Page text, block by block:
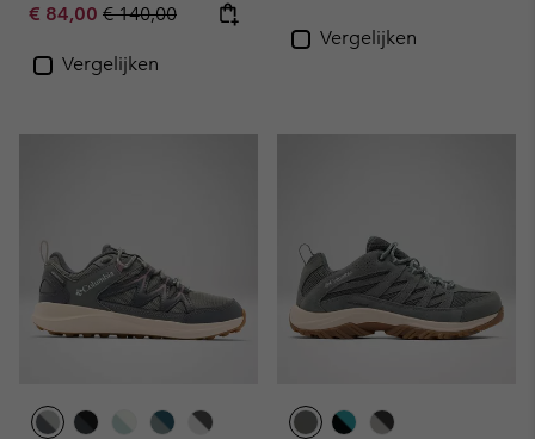
Sale price:
€ 84,00 Regular price:
€ 140,00
Vergelijken
Vergelijken